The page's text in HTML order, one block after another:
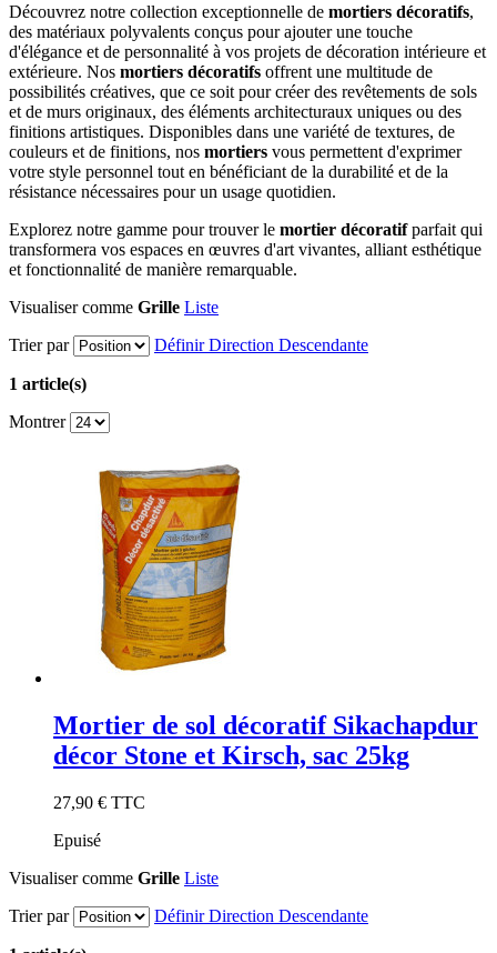
Découvrez notre collection exceptionnelle de mortiers décoratifs,
des matériaux polyvalents conçus pour ajouter une touche
d'élégance et de personnalité à vos projets de décoration intérieure et
extérieure. Nos mortiers décoratifs offrent une multitude de
possibilités créatives, que ce soit pour créer des revêtements de sols
et de murs originaux, des éléments architecturaux uniques ou des
finitions artistiques. Disponibles dans une variété de textures, de
couleurs et de finitions, nos mortiers vous permettent d'exprimer
votre style personnel tout en bénéficiant de la durabilité et de la
résistance nécessaires pour un usage quotidien.
Explorez notre gamme pour trouver le mortier décoratifparfait qui
transformera vos espaces en œuvres d'art vivantes, alliant esthétique
et fonctionnalité de manière remarquable.
Visualiser comme Grille Liste
Trier par
Définir Direction Descendante
1 article(s)
Montrer
Mortier de sol décoratif Sikachapdur
décor Stone et Kirsch, sac 25kg
27,90 € TTC
Epuisé
Visualiser comme Grille Liste
Trier par
Définir Direction Descendante